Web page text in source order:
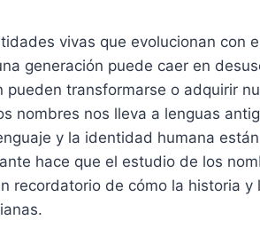
vivas que evolucionan con
generación puede caer en
pueden transformarse o adquirir
nombres nos lleva a lenguas
y la identidad humana
hace que el estudio de los
recordatorio de cómo la historia